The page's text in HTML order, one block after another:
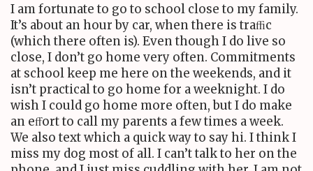
I am fortunate to go to school close to my family.
It’s about an hour by car, when there is traﬃc
(which there often is). Even though I do live so
close, I don’t go home very often. Commitments
at school keep me here on the weekends, and it
isn’t practical to go home for a weeknight. I do
wish I could go home more often, but I do make
an eﬀort to call my parents a few times a week.
We also text which a quick way to say hi. I think I
miss my dog most of all. I can’t talk to her on the